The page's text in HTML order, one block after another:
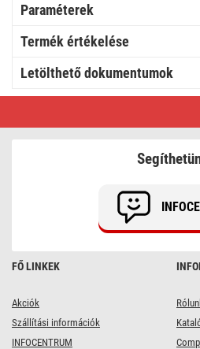
Paraméterek
Termék értékelése
Letölthető dokumentumok
FŐ LINKEK
Akciók
Szállítási információk
INFOCENTRUM